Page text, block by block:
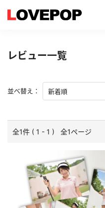
レビュー一覧
並べ替え：
全1件 ( 1 - 1 ) 全1ページ